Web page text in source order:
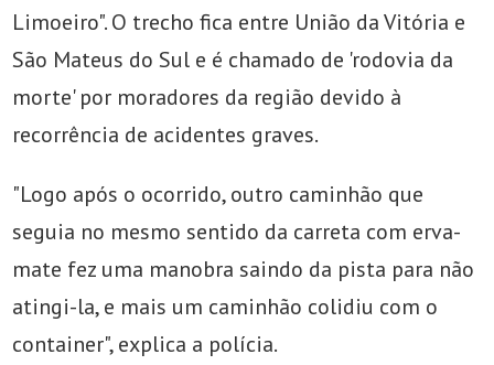
Limoeiro". O trecho fica entre União da Vitória e
São Mateus do Sul e é chamado de 'rodovia da
morte' por moradores da região devido à
recorrência de acidentes graves.
"Logo após o ocorrido, outro caminhão que
seguia no mesmo sentido da carreta com erva-
mate fez uma manobra saindo da pista para não
atingi-la, e mais um caminhão colidiu com o
container", explica a polícia.